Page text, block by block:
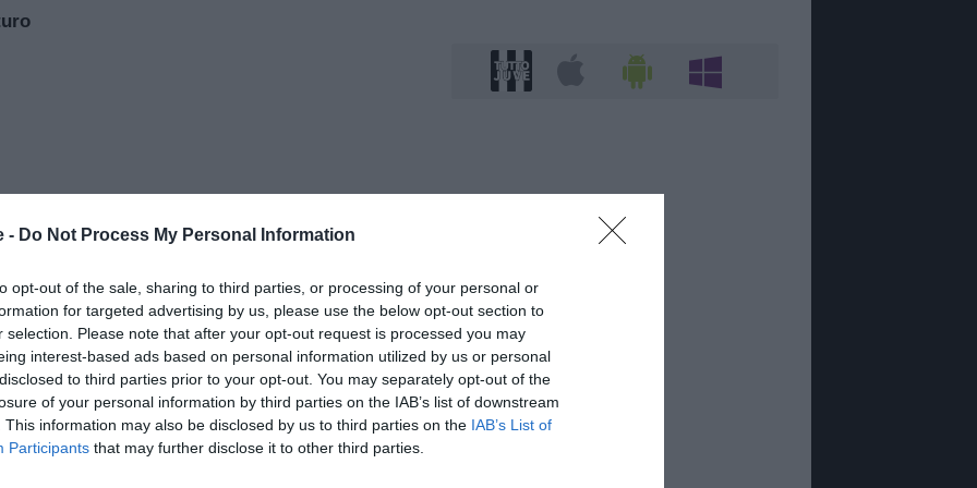
- Do Not Process My Personal Information
opt-out of the sale, sharing to third parties, or processing of your personal or
for targeted advertising by us, please use the below opt-out section to
selection. Please note that after your opt-out request is processed you may
interest-based ads based on personal information utilized by us or personal
to third parties prior to your opt-out. You may separately opt-out of the
of your personal information by third parties on the IAB’s list of downstream
This information may also be disclosed by us to third parties on the IAB’s List of
Participants that may further disclose it to other third parties.
per molti giocatori e Jonathan David non fa
con particolare attenzione da diversi club
per la prossima stagione. In questo